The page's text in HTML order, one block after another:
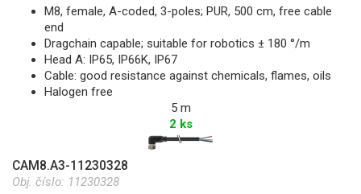
M8, female, A-coded, 3-poles; PUR, 500 cm, free cable
end
Dragchain capable; suitable for robotics ± 180 °/m
Head A: IP65, IP66K, IP67
Cable: good resistance against chemicals, flames, oils
Halogen free
5 m
2 ks
CAM8.A3-11230328
Obj. číslo: 11230328